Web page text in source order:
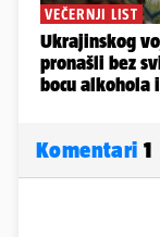
Komentari 1